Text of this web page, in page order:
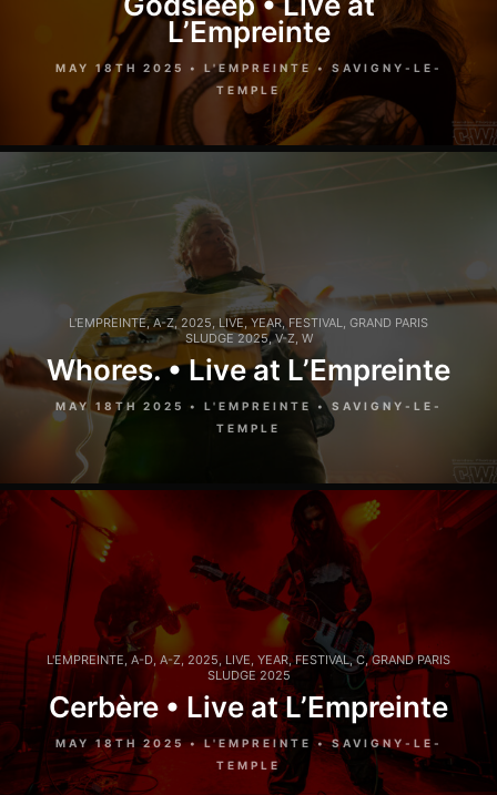
L’Empreinte
MAY 18TH 2025 • L'EMPREINTE • SAVIGNY-LE-
TEMPLE
L'EMPREINTE,A-Z, 2025 , LIVE YEAR, FESTIVAL
GRAND PARIS
SLUDGE 2025,V-Z, W
Whores. • Live at L’Empreinte
MAY 18TH 2025 • L'EMPREINTE • SAVIGNY-LE-
TEMPLE
L'EMPREINTE, A-D, A-Z, 2025, LIVE, YEAR,FESTIVAL,C,GRAND PARIS
SLUDGE 2025
Cerbère • Live at L’Empreinte
MAY 18TH 2025 • L'EMPREINTE • SAVIGNY-LE-
TEMPLE